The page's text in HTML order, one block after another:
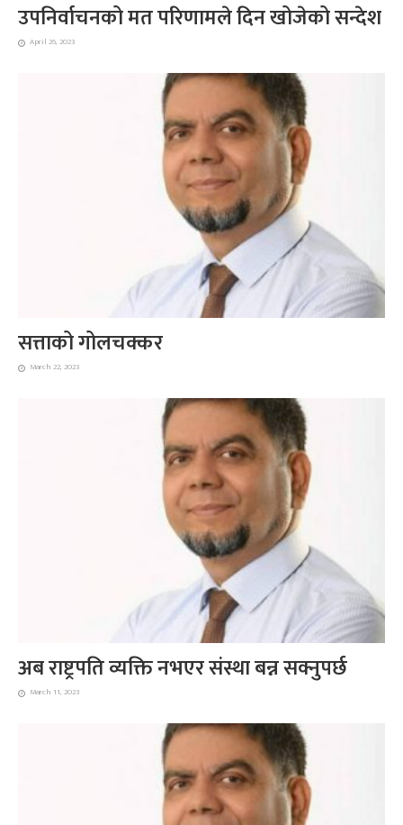
उपनिर्वाचनको मत परिणामले दिन खोजेको सन्देश
April 26, 2023
सत्ताको गोलचक्कर
March 22, 2023
अब राष्ट्रपति व्यक्ति नभएर संस्था बन्न सक्नुपर्छ
March 11, 2023